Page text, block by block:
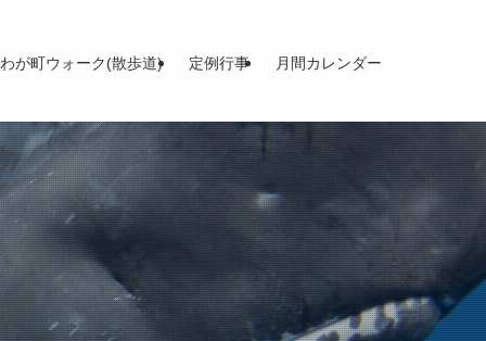
わが町ウォーク(散歩道) 定例行事 月間カレンダー